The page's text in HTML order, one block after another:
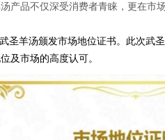
产品不仅深受消费者青睐，更在市
圣羊汤颁发市场地位证书。此次武
及市场的高度认可。